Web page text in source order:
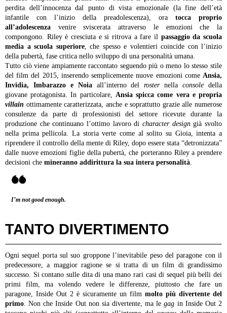
perdita dell’innocenza dal punto di vista emozionale (la fine dell’età
infantile con l’inizio della preadolescenza), ora tocca proprio
all’adolescenza venire sviscerata attraverso le emozioni che la
compongono. Riley è cresciuta e si ritrova a fare il passaggio da scuola
media a scuola superiore, che spesso e volentieri coincide con l’inizio
della pubertà, fase critica nello sviluppo di una personalità umana.
Tutto ciò viene ampiamente raccontato seguendo più o meno lo stesso stile
del film del 2015, inserendo semplicemente nuove emozioni come Ansia,
Invidia, Imbarazzo e Noiaall’interno delrosternellaconsole della
giovane protagonista. In particolare, Ansia spicca come vera e propria
villain ottimamente caratterizzata, anche e soprattutto grazie alle numerose
consulenze da parte di professionisti del settore ricevute durante la
produzione che continuano l’ottimo lavoro di character designgià svolto
nella prima pellicola. La storia verte come al solito su Gioia, intenta a
riprendere il controllo della mente di Riley, dopo essere stata “detronizzata”
dalle nuove emozioni figlie della pubertà, che porteranno Riley a prendere
decisioni che mineranno addirittura la sua intera personalità.
I’m not good enough.
TANTO DIVERTIMENTO
Ogni sequel porta sul suo groppone l’inevitabile peso del paragone con il
predecessore, a maggior ragione se si tratta di un film di grandissimo
successo. Si contano sulle dita di una mano rari casi di sequel più belli dei
primi film, ma volendo vedere le differenze, piuttosto che fare un
paragone, Inside Out 2 è sicuramente un film molto più divertente del
primo. Non che Inside Out non sia divertente, ma legag in Inside Out 2